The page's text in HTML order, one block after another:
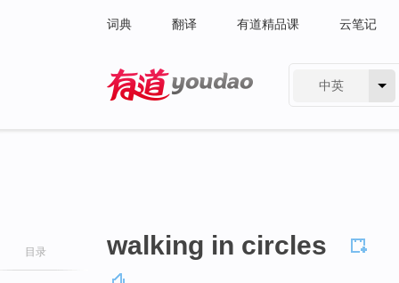
词典 翻译 有道精品课 云笔记
中英
目录 walking in circles